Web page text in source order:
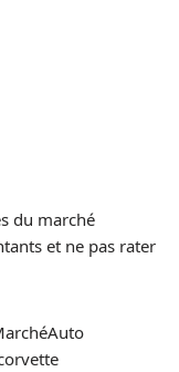
du marché
et ne pas rater